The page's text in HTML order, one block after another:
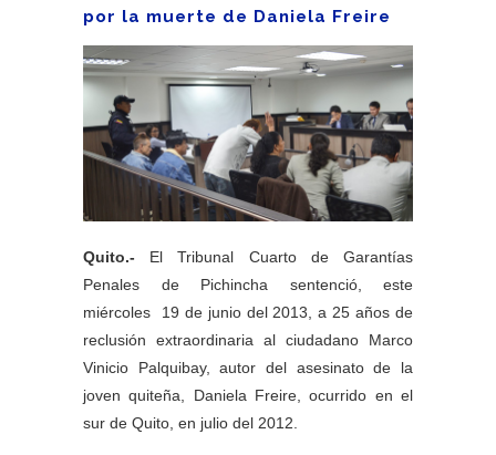
por la muerte de Daniela Freire
Quito.- El Tribunal Cuarto de Garantías
Penales de Pichincha sentenció, este
miércoles 19 de junio del 2013, a 25 años de
reclusión extraordinaria al ciudadano Marco
Vinicio Palquibay, autor del asesinato de la
joven quiteña, Daniela Freire, ocurrido en el
sur de Quito, en julio del 2012.